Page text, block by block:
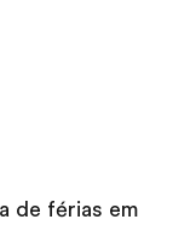
de férias em